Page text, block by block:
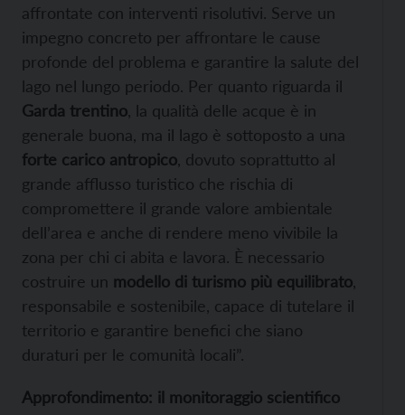
affrontate con interventi risolutivi. Serve un
impegno concreto per affrontare le cause
profonde del problema e garantire la salute del
lago nel lungo periodo. Per quanto riguarda il
Garda trentino , la qualità delle acque è in
generale buona, ma il lago è sottoposto a una
forte carico antropico , dovuto soprattutto al
grande afflusso turistico che rischia di
compromettere il grande valore ambientale
dell’area e anche di rendere meno vivibile la
zona per chi ci abita e lavora. È necessario
costruire un modello di turismo più equilibrato
responsabile e sostenibile, capace di tutelare il
territorio e garantire benefici che siano
duraturi per le comunità locali”.
Approfondimento: il monitoraggio scientifico